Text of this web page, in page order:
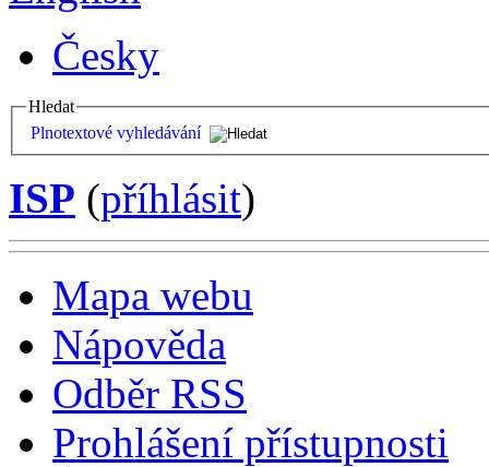
Česky
Hledat
Plnotextové vyhledávání
ISP (příhlásit)
Mapa webu
Nápověda
Odběr RSS
Prohlášení přístupnosti